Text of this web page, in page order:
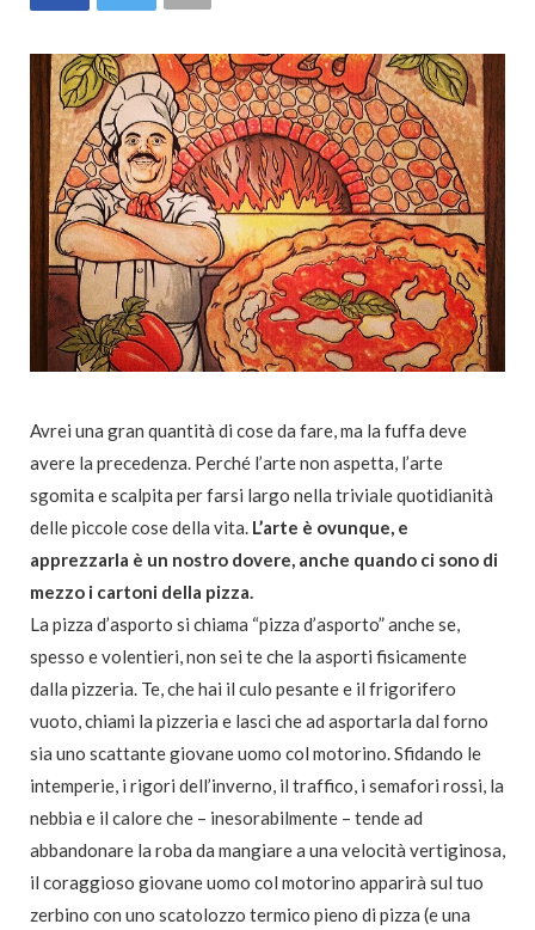
Avrei una gran quantità di cose da fare, ma la fuffa deve
avere la precedenza. Perché l’arte non aspetta, l’arte
sgomita e scalpita per farsi largo nella triviale quotidianità
delle piccole cose della vita. L’arte è ovunque, e
apprezzarla è un nostro dovere, anche quando ci sono di
mezzo i cartoni della pizza.
La pizza d’asporto si chiama “pizza d’asporto” anche se,
spesso e volentieri, non sei te che la asporti fisicamente
dalla pizzeria. Te, che hai il culo pesante e il frigorifero
vuoto, chiami la pizzeria e lasci che ad asportarla dal forno
sia uno scattante giovane uomo col motorino. Sfidando le
intemperie, i rigori dell’inverno, il traffico, i semafori rossi, la
nebbia e il calore che – inesorabilmente – tende ad
abbandonare la roba da mangiare a una velocità vertiginosa,
il coraggioso giovane uomo col motorino apparirà sul tuo
zerbino con uno scatolozzo termico pieno di pizza (e una